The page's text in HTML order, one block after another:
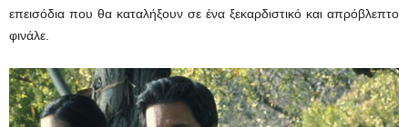
επεισόδια που θα καταλήξουν σε ένα ξεκαρδιστικό και απρόβλεπτο
φινάλε.